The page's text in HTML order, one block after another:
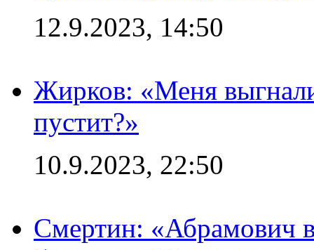
12.9.2023, 14:50
Жирков: «Меня
пустит?»
10.9.2023, 22:50
Смертин: «Абрамович в